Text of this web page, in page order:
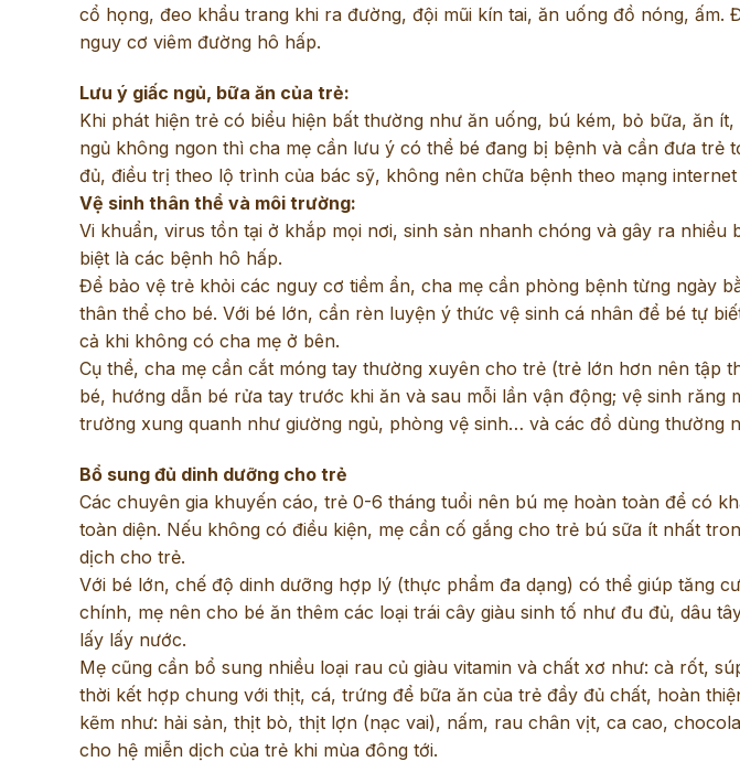
cổ họng, đeo khẩu trang khi ra đường, đội mũi kín tai, ăn uống đồ nóng, ấm.
nguy cơ viêm đường hô hấp.
Lưu ý giấc ngủ, bữa ăn của trẻ:
Khi phát hiện trẻ có biểu hiện bất thường như ăn uống, bú kém, bỏ bữa, ăn
ngủ không ngon thì cha mẹ cần lưu ý có thể bé đang bị bệnh và cần đưa trẻ
đủ, điều trị theo lộ trình của bác sỹ, không nên chữa bệnh theo mạng internet
Vệ sinh thân thể và môi trường:
Vi khuẩn, virus tồn tại ở khắp mọi nơi, sinh sản nhanh chóng và gây ra nhiều
biệt là các bệnh hô hấp.
Để bảo vệ trẻ khỏi các nguy cơ tiềm ẩn, cha mẹ cần phòng bệnh từng ngày
thân thể cho bé. Với bé lớn, cần rèn luyện ý thức vệ sinh cá nhân để bé tự
cả khi không có cha mẹ ở bên.
Cụ thể, cha mẹ cần cắt móng tay thường xuyên cho trẻ (trẻ lớn hơn nên tập
bé, hướng dẫn bé rửa tay trước khi ăn và sau mỗi lần vận động; vệ sinh răng
trường xung quanh như giường ngủ, phòng vệ sinh… và các đồ dùng thường
Bổ sung đủ dinh dưỡng cho trẻ
Các chuyên gia khuyến cáo, trẻ 0-6 tháng tuổi nên bú mẹ hoàn toàn để có
toàn diện. Nếu không có điều kiện, mẹ cần cố gắng cho trẻ bú sữa ít nhất
dịch cho trẻ.
Với bé lớn, chế độ dinh dưỡng hợp lý (thực phẩm đa dạng) có thể giúp tăng
chính, mẹ nên cho bé ăn thêm các loại trái cây giàu sinh tố như đu đủ, dâu
lấy lấy nước.
Mẹ cũng cần bổ sung nhiều loại rau củ giàu vitamin và chất xơ như: cà rốt,
thời kết hợp chung với thịt, cá, trứng để bữa ăn của trẻ đầy đủ chất, hoàn
kẽm như: hải sản, thịt bò, thịt lợn (nạc vai), nấm, rau chân vịt, ca cao,
cho hệ miễn dịch của trẻ khi mùa đông tới.